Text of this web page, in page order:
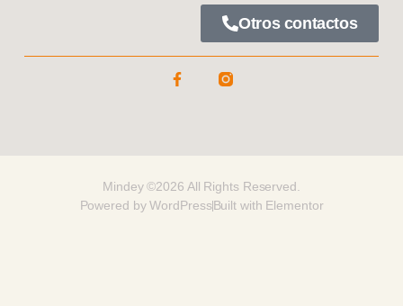
Otros contactos
Mindey ©2026 All Rights Reserved.
Powered by WordPressBuilt with Elementor